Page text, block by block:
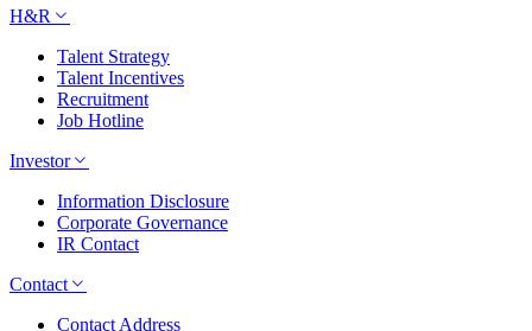
H&R
Talent Strategy
Talent Incentives
Recruitment
Job Hotline
Investor
Information Disclosure
Corporate Governance
IR Contact
Contact
Contact Address